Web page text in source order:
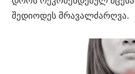
შედიოდეს მრავალძარღვა.